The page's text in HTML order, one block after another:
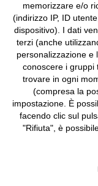
© 2026
bonprix S.r.l. con
Valdengo (BI) C.F.
Biella n.
Sociale: euro
e coordinamento di
memorizzare e/o
(indirizzo IP, ID
dispositivo). I dati
terzi (anche
personalizzazione e
conoscere i gruppi
trovare in ogni
(compresa la
impostazione. È
facendo clic sul
"Rifiuta", è